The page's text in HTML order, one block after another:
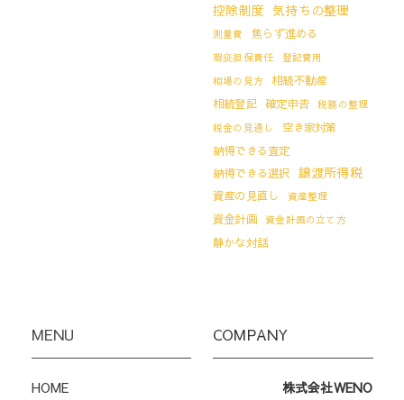
控除制度 気持ちの整理
測量費 焦らず進める
瑕疵担保責任
登記費用
相場の見方
相続不動産
相続登記 確定申告
税務の整理
税金の見通し
空き家対策
納得できる査定
納得できる選択 譲渡所得税
資産の見直し 資産整理
資金計画 資金計画の立て方
静かな対話
MENU
HOME
COMPANY
株式会社WENO